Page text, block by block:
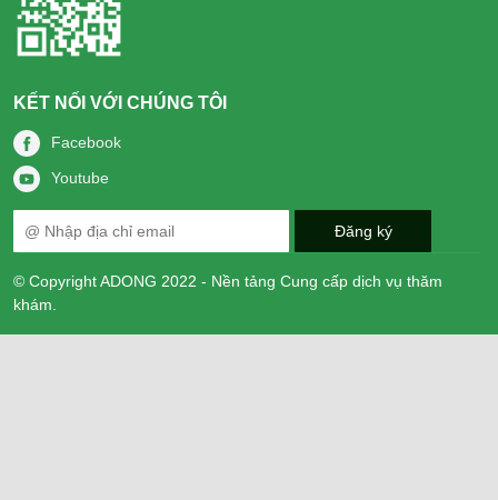
KẾT NỐI VỚI CHÚNG TÔI
Facebook
Youtube
© Copyright ADONG 2022 - Nền tảng Cung cấp dịch vụ thăm
khám.